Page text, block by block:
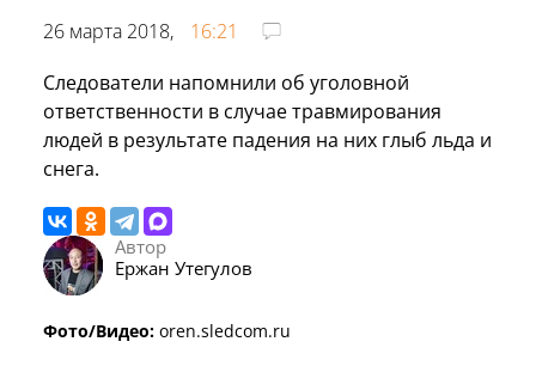
26 марта 2018,
16:21
Следователи напомнили об уголовной
ответственности в случае травмирования
людей в результате падения на них глыб льда и
снега.
Автор
Ержан Утегулов
Фото/Видео: oren.sledcom.ru